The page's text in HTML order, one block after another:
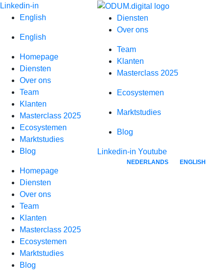
Spring
naar
Diensten
Over ons
Team
Klanten
Masterclass 2025
Ecosystemen
Marktstudies
Blog
Linkedin-in Youtube
NEDERLANDS ENGLISH
Linkedin-in
English
English
Homepage
Diensten
Over ons
Team
Klanten
Masterclass 2025
Ecosystemen
Marktstudies
Blog
Homepage
Diensten
Over ons
Team
Klanten
Masterclass 2025
Ecosystemen
Marktstudies
Blog
Wholesale-distribution-digital-ecosystem